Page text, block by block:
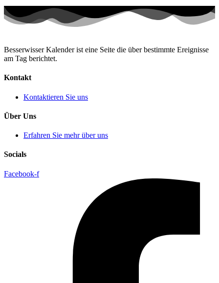
Besserwisser Kalender ist eine Seite die über bestimmte Ereignisse
am Tag berichtet.
Kontakt
Kontaktieren Sie uns
Über Uns
Erfahren Sie mehr über uns
Socials
Facebook-f